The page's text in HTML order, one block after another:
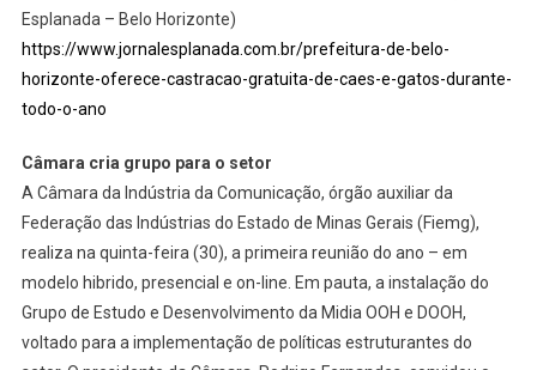
Esplanada – Belo Horizonte)
https://www.jornalesplanada.com.br/prefeitura-de-belo-
horizonte-oferece-castracao-gratuita-de-caes-e-gatos-durante-
todo-o-ano
Câmara cria grupo para o setor
A Câmara da Indústria da Comunicação, órgão auxiliar da
Federação das Indústrias do Estado de Minas Gerais (Fiemg),
realiza na quinta-feira (30), a primeira reunião do ano – em
modelo hibrido, presencial e on-line. Em pauta, a instalação do
Grupo de Estudo e Desenvolvimento da Midia OOH e DOOH,
voltado para a implementação de políticas estruturantes do